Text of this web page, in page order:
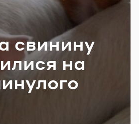
сви­ни­ну
на
Забули пароль?